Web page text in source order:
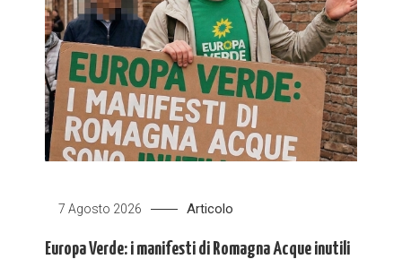
7 Agosto 2026 Articolo
Europa Verde: i manifesti di Romagna Acque inutili